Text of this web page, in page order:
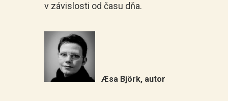
v závislosti od času dňa.
Æsa Björk, autor